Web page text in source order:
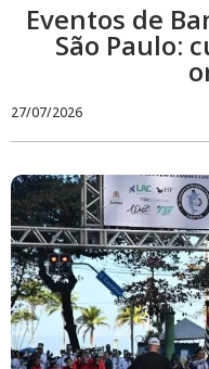
Eventos de
São Paulo:
27/07/2026